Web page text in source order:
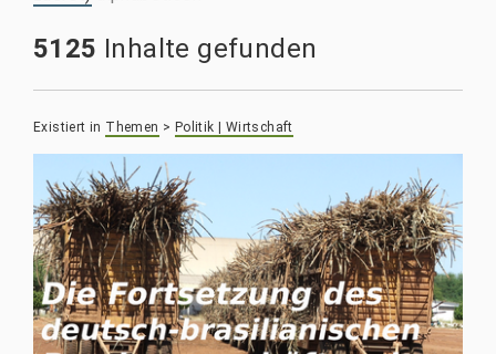
5125 Inhalte gefunden
Existiert in Themen > Politik | Wirtschaft